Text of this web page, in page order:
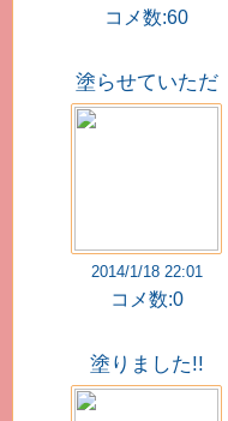
コメ数:60
塗らせていただ
きました!!
2014/1/18 22:01
コメ数:0
塗りました!!